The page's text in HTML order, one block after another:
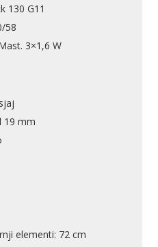
130 G11
58
3×1,6 W
19 mm
elementi: 72 cm